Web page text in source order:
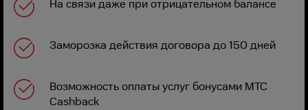
На связи даже при отрицательном балансе
Заморозка действия договора до 150 дней
Возможность оплаты услуг бонусами МТС
Cashback